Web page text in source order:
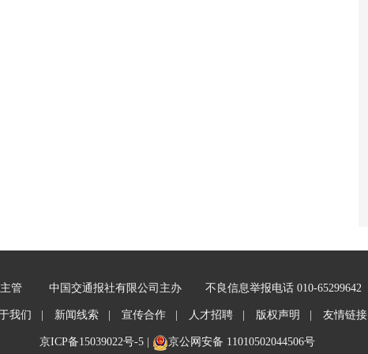
管 中国交通报社有限公司主办 不良信息举报电话 010-65299642
我们 | 新闻线索 | 宣传合作 | 人才招聘 | 版权声明 | 友情链接
京ICP备15039022号-5| 京公网安备 11010502044506号